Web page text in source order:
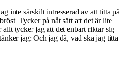
inte särskilt intresserad av att titta på
Tycker på nåt sätt att det är lite
allt tycker jag att det enbart riktar sig
jag: Och jag då, vad ska jag titta